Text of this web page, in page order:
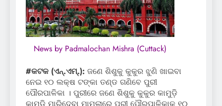
News by Padmalochan Mishra (Cuttack)
#କଟକ (ଏନ୍‌.ଏମ୍‌.): ଜଣେ ଶିଶୁକୁ କୁକୁର ଝୁଣି ଖାଇବା
ନେଇ ୧୦ ଲକ୍ଷ ଟଙ୍କା ତଣ୍ଡ ଗଣିବେ ପୁରୀ
ପୌରପାଳିକା । ପୁରୀରେ ଜଣେ ଶିଶୁକୁ କୁକୁର କାମୁଡ଼ି
କାମୁଡ଼ି ମାରିଦେବା ମାମଲାରେ ପୁରୀ ପୌରପାଳିକାକୁ ୧୦